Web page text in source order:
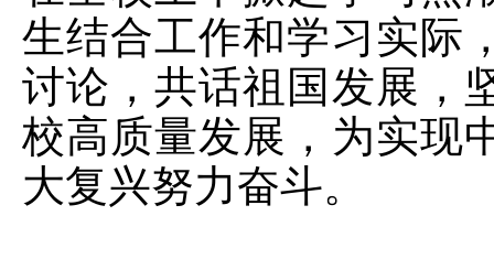
生结合工作和学习实际
讨论，共话祖国发展，
校高质量发展，为实现
大复兴努力奋斗。